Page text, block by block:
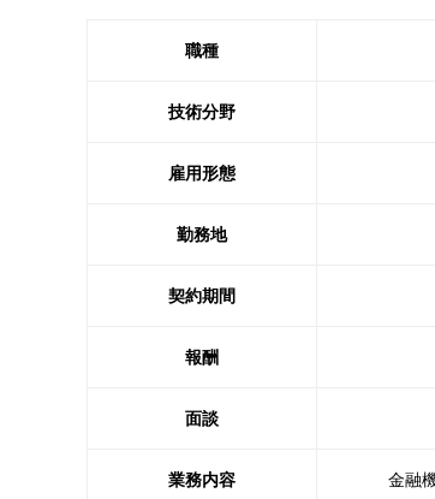
職種
技術分野
雇用形態
勤務地
契約期間
報酬
面談
業務内容
金融